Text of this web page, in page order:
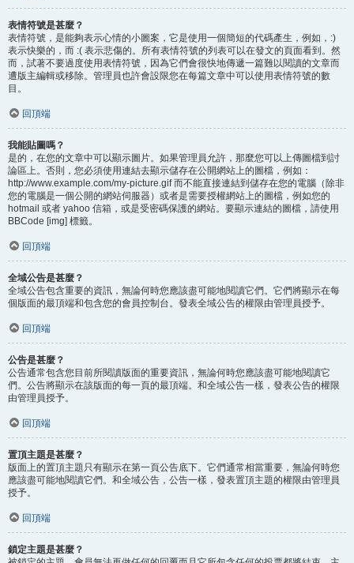
表情符號是甚麼？
表情符號，是能夠表示心情的小圖案，它是使用一個簡短的代碼產生，例如，:)
表示快樂的，而 :( 表示悲傷的。所有表情符號的列表可以在發文的頁面看到。然
而，試著不要過度使用表情符號，因為它們會很快地傳遞一篇難以閱讀的文章而
遭版主編輯或移除。管理員也許會設限您在每篇文章中可以使用表情符號的數
目。
回頂端
我能貼圖嗎？
是的，在您的文章中可以顯示圖片。如果管理員允許，那麼您可以上傳圖檔到討
論區上。否則，您必須使用連結去顯示儲存在公開網站上的圖檔，例如：
http://www.example.com/my-picture.gif 而不能直接連結到儲存在您的電腦（除非
您的電腦是一個公開的網站伺服器）或者是需要授權網站上的圖檔，例如您的
hotmail 或者 yahoo 信箱，或是受密碼保護的網站。要顯示連結的圖檔，請使用
BBCode [img] 標籤。
回頂端
全域公告是甚麼？
全域公告包含重要的資訊，無論何時您應該盡可能地閱讀它們。它們將顯示在每
個版面的最頂端和包含您的會員控制台。發表全域公告的權限由管理員授予。
回頂端
公告是甚麼？
公告通常包含您目前所閱讀版面的重要資訊，無論何時您應該盡可能地閱讀它
們。公告將顯示在該版面的每一頁的最頂端。和全域公告一樣，發表公告的權限
由管理員授予。
回頂端
置頂主題是甚麼？
版面上的置頂主題只有顯示在第一頁公告底下。它們通常相當重要，無論何時您
應該盡可能地閱讀它們。和全域公告，公告一樣，發表置頂主題的權限由管理員
授予。
回頂端
鎖定主題是甚麼？